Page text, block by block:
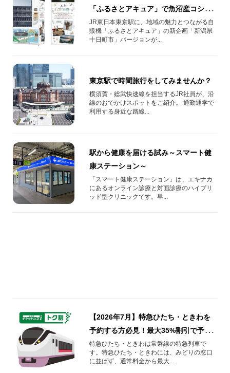
「ふるさとアキュア」で魚沼産コシヒ
カリや米粉スイーツが登場
JR東日本東京駅に、地域の魅力とつながる自
販機「ふるさとアキュア」の新企画「新潟県
十日町市」バージョンが...
東京駅で時間旅行をしてみませんか？
横須賀・総武快速線を担当するJR社員が、沿
線のおでかけスポットをご紹介。 通勤通学で
利用する身近な路線...
駅から健康を届ける試み～スマート健
康ステーション～
「スマート健康ステーション」は、エキナカ
にあるオンライン診療と対面診療のハイブリ
ッド型クリニックです。早...
【2026年7月】特急ひたち・ときわを
予約する方必見！最大35%割引で予約
する方法や知っておきたい情報を解
説！
特急ひたち・ときわは常磐線の特急列車で
す。特急ひたち・ときわには、みどりの窓口
に並ばず、通常料金から最大...